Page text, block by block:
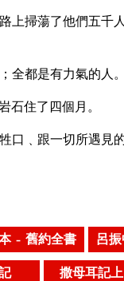
上掃蕩了他們五千
全都是有力氣的人。
住了四個月。
﹑跟一切所遇見
– 舊約全書 呂
撒母耳記上